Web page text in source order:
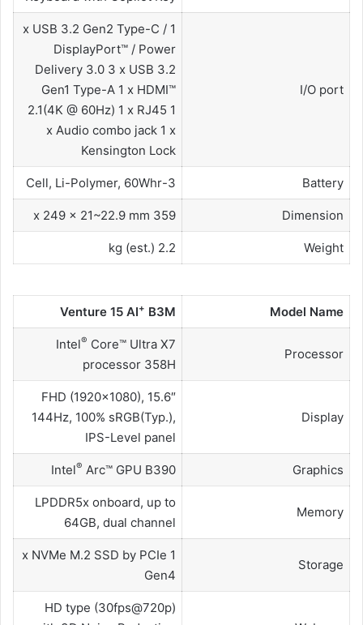
I/O port
1 x USB 3.2 Gen2 Type-C /
DisplayPort™ / Power
Delivery 3.0 3 x USB 3.2
Gen1 Type-A 1 x HDMI™
2.1(4K @ 60Hz) 1 x RJ45 1
x Audio combo jack 1 x
Kensington Lock
Battery
3-Cell, Li-Polymer, 60Whr
Dimension
359 x 249 x 21~22.9 mm
Weight
2.2 kg (est.)
Model Name
Venture 15 AI+ B3M
Processor
Intel® Core™ Ultra X7
processor 358H
Display
15.6″ FHD (1920×1080),
144Hz, 100% sRGB(Typ.),
IPS-Level panel
Graphics
Intel® Arc™ GPU B390
Memory
LPDDR5x onboard, up to
64GB, dual channel
Storage
1 x NVMe M.2 SSD by PCIe
Gen4
HD type (30fps@720p)